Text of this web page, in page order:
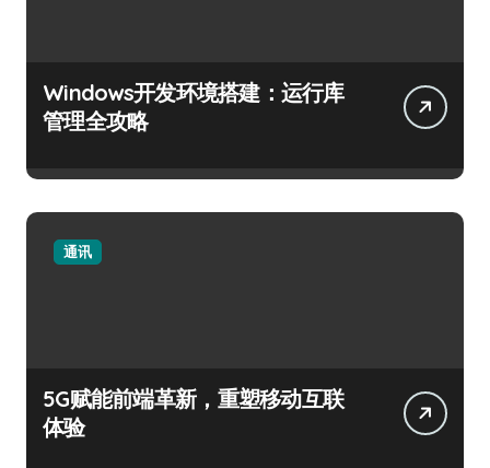
Windows开发环境搭建：运行库
管理全攻略
通讯
5G赋能前端革新，重塑移动互联
体验